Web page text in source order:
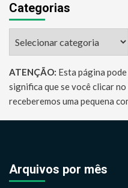
Categorias
ATENÇÃO: Esta página
significa que se você clicar
receberemos uma pequena
Arquivos por mês